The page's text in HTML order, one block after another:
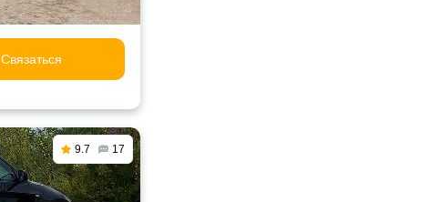
Связаться
9.7 17